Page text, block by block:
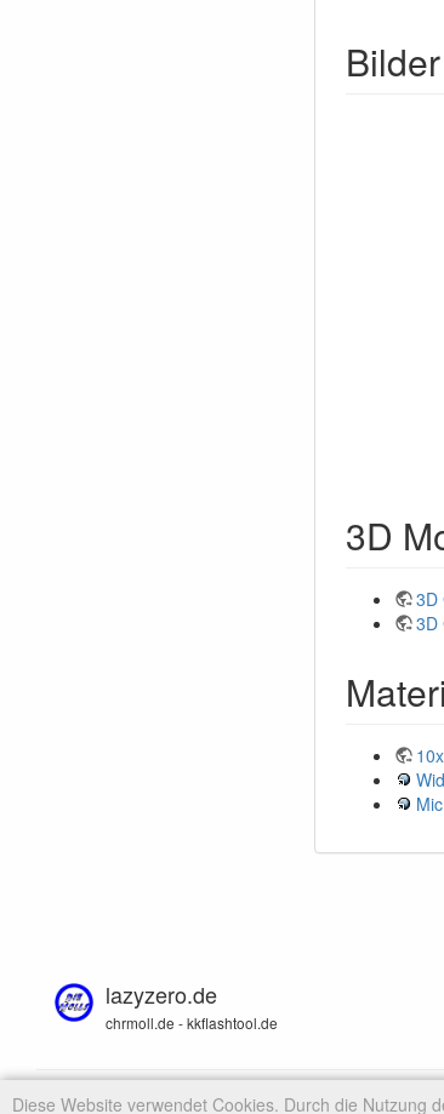
Bilder
3D
3D
3D
Diese Website verwendet Cookies. Durch die Nutzung
lazyzero.de
chrmoll.de - kkflashtool.de